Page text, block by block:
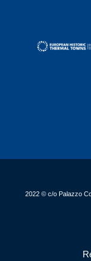
2022 © c/o Palazzo